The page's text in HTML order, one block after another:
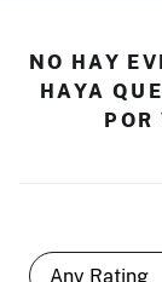
NO HAY
HAYA
POR